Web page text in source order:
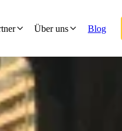
Über uns Blog